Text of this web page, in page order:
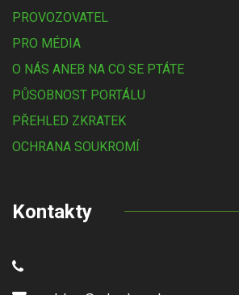
PROVOZOVATEL
PRO MÉDIA
O NÁS ANEB NA CO SE PTÁTE
PŮSOBNOST PORTÁLU
PŘEHLED ZKRATEK
OCHRANA SOUKROMÍ
Kontakty